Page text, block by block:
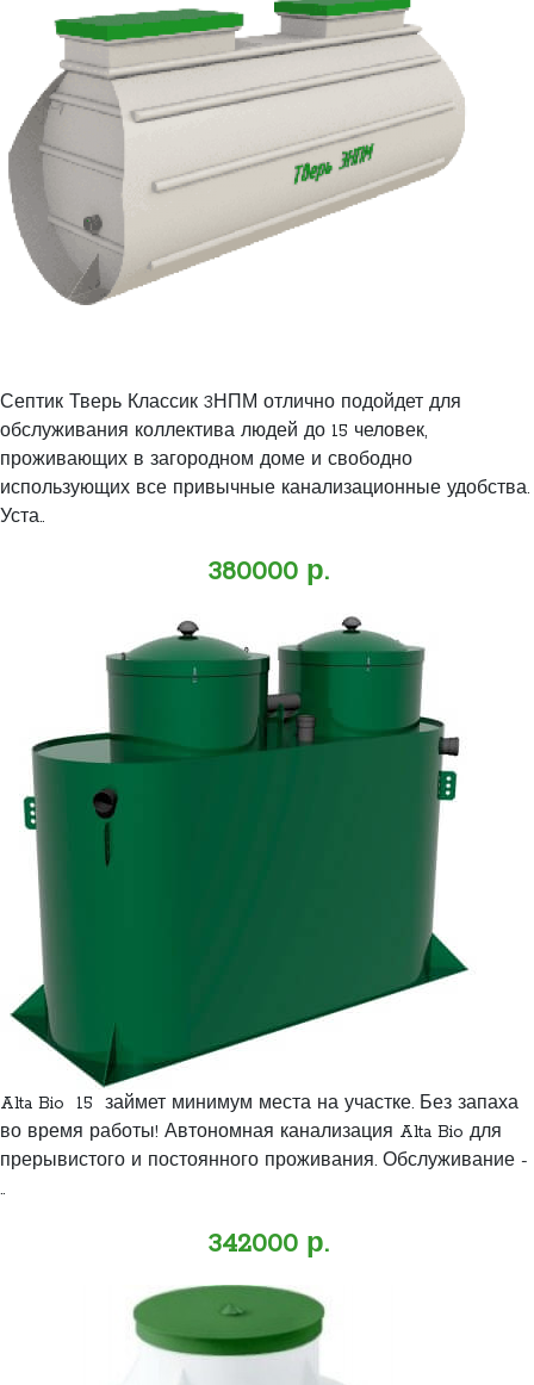
Септик Тверь Классик 3НПМ отлично подойдет для
обслуживания коллектива людей до 15 человек,
проживающих в загородном доме и свободно
использующих все привычные канализационные удобства.
Уста..
380000 р.
Alta Bio 15 займет минимум места на участке. Без запаха
во время работы! Автономная канализация Alta Bio для
прерывистого и постоянного проживания. Обслуживание -
..
342000 р.